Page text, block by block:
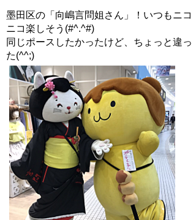
墨田区の「向嶋言問姐さん」！いつもニコ
ニコ楽しそう(#^.^#)
同じポースしたかったけど、ちょっと違っ
た(^^;)